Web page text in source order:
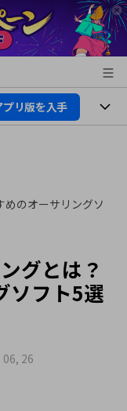
プリ版を入手
のオーサリングソ
グとは？
ソフト5選
06, 26